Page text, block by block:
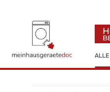
ALLE